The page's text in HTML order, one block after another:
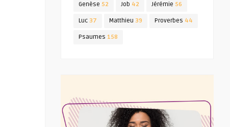
Genèse 52 Job 42 Jérémie 56
Luc 37 Matthieu 39 Proverbes 44
Psaumes 158